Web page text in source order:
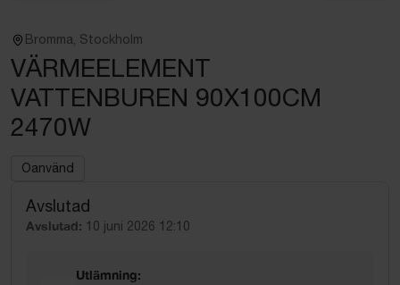
Bromma, Stockholm
VÄRMEELEMENT
VATTENBUREN 90X100CM
2470W
Oanvänd
Avslutad
Avslutad: 10 juni 2026 12:10
Utlämning: